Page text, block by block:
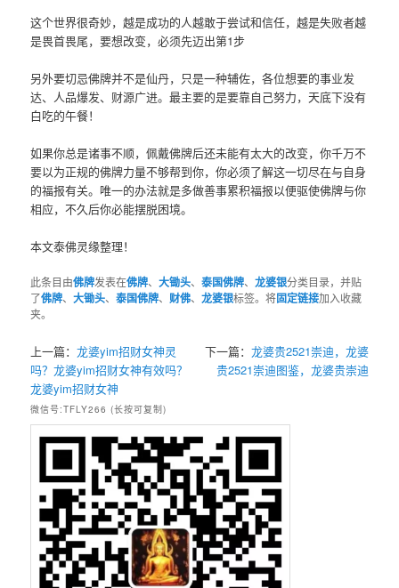
这个世界很奇妙，越是成功的人越敢于尝试和信任，越是失败者越
是畏首畏尾，要想改变，必须先迈出第1步
另外要切忌佛牌并不是仙丹，只是一种辅佐，各位想要的事业发
达、人品爆发、财源广进。最主要的是要靠自己努力，天底下没有
白吃的午餐！
如果你总是诸事不顺，佩戴佛牌后还未能有太大的改变，你千万不
要以为正规的佛牌力量不够帮到你，你必须了解这一切尽在与自身
的福报有关。唯一的办法就是多做善事累积福报以便驱使佛牌与你
相应，不久后你必能摆脱困境。
本文泰佛灵缘整理！
此条目由佛牌发表在佛牌、大锄头、泰国佛牌、龙婆银分类目录，并贴
了佛牌、大锄头、泰国佛牌、 财佛、龙婆银标签。将固定链接加入收藏
夹。
上一篇：龙婆yim招财女神灵
吗？龙婆yim招财女神有效吗？
龙婆yim招财女神
下一篇： 龙婆贵2521崇迪，龙婆
贵2521崇迪图鉴，龙婆贵崇迪
微信号:TFLY266 (长按可复制)